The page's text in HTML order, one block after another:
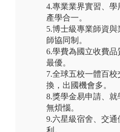
4.專業業界實習、學
產學合一。
5.博士級專業師資與
師協同制。
6.學費為國立收費品
最優。
7.全球五校一體百校
換，出國機會多。
8.獎學金易申請、就
無煩惱。
9.六星級宿舍、交通
利。